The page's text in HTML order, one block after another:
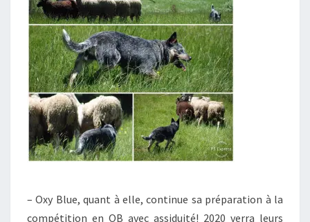
– Oxy Blue, quant à elle, continue sa préparation à la
compétition en OB avec assiduité! 2020 verra leurs